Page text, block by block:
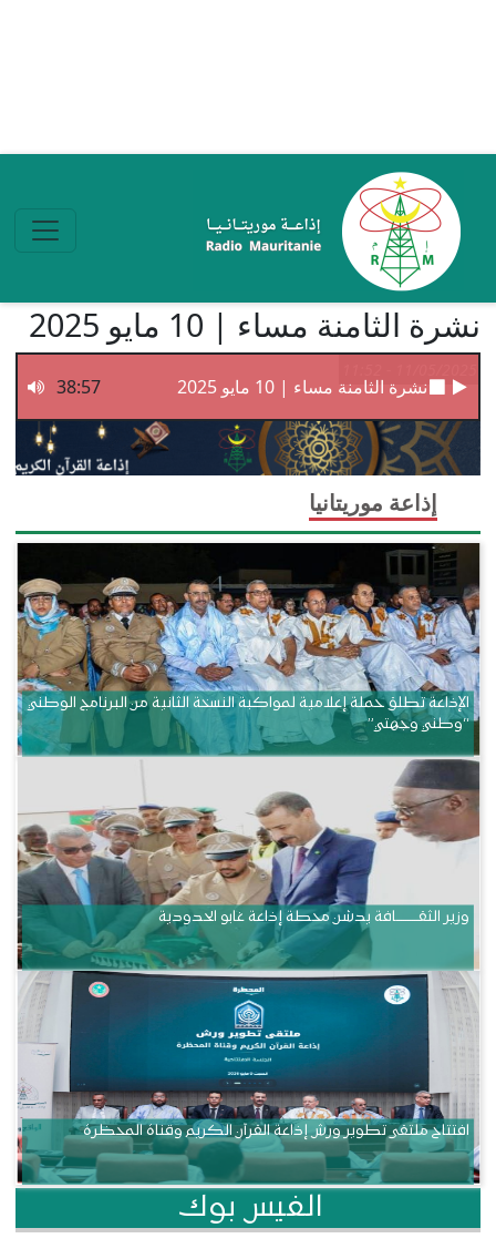
نشرة الثامنة مساء | 10 مايو 2025
نشرة الثامنة مساء | 10 مايو 2025 38:57
إذاعة موريتانيا
الإذاعة تطلق حملة إعلامية لمواكبة النسخة الثانية من البرنامج الوطني
“وطني وجهتي”
وزير الثقــــــــــافة يدشن محطة إذاعة غابو الحدودية
افتتاح ملتقى تطوير ورش إذاعة القرآن الكريم وقناة المحظرة
الفيس بوك